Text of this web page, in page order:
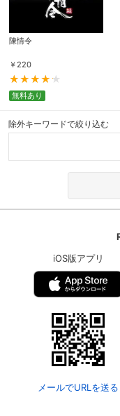
陳情令
￥ 220
無料あり
除外キーワードで絞り込む
iOS版アプリ
メールでURLを送る